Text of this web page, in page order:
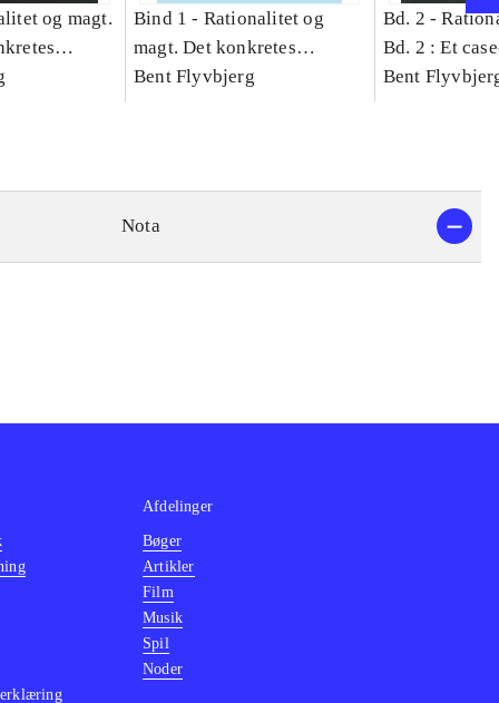
og magt.
Bind 1 - Rationalitet og
magt. Det konkretes
videnskab. Bind 1
Bent Flyvbjerg
Bd. 2 -
Bd. 2 : Et
studie af
Bent
Nota
Afdelinger
Bøger
Artikler
Film
Musik
Spil
Noder